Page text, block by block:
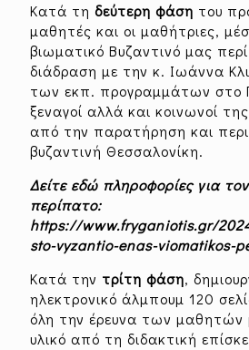
Κατά τη δεύτερη φάση του
μαθητές και οι μαθήτριες,
βιωματικό Βυζαντινό μας
διάδραση με την κ. Ιωάννα
των εκπ. προγραμμάτων στο
ξεναγοί αλλά και κοινωνοί
από την παρατήρηση και
βυζαντινή Θεσσαλονίκη.
Δείτε εδώ πληροφορίες για
περίπατο:
https://www.fryganiotis.gr/
sto-vyzantio-enas-viomatikos-
Κατά την τρίτη φάση,
ηλεκτρονικό άλμπουμ 120
όλη την έρευνα των μαθητών
υλικό από τη διδακτική